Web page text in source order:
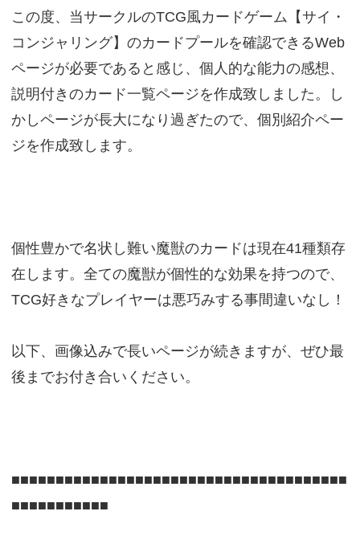
この度、当サークルのTCG風カードゲーム【サイ・
コンジャリング】のカードプールを確認できるWeb
ページが必要であると感じ、個人的な能力の感想、
説明付きのカード一覧ページを作成致しました。し
かしページが長大になり過ぎたので、個別紹介ペー
ジを作成致します。
個性豊かで名状し難い魔獣のカードは現在41種類存
在します。全ての魔獣が個性的な効果を持つので、
TCG好きなプレイヤーは悪巧みする事間違いなし！
以下、画像込みで長いページが続きますが、ぜひ最
後までお付き合いください。
■■■■■■■■■■■■■■■■■■■■■■■■■■■■■■■■■■■■■■
■■■■■■■■■■■